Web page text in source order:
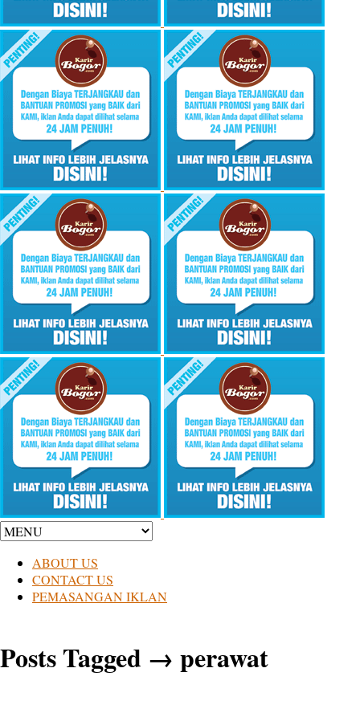
ABOUT US
CONTACT US
PEMASANGAN IKLAN
Posts Tagged → perawat